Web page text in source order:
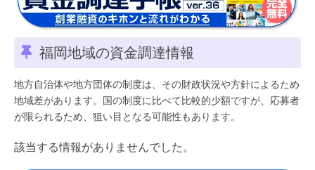
福岡地域の資金調達情報
地方自治体や地方団体の制度は、その財政状況や方針によるため
地域差があります。国の制度に比べて比較的少額ですが、応募者
が限られるため、狙い目となる可能性もあります。
該当する情報がありませんでした。